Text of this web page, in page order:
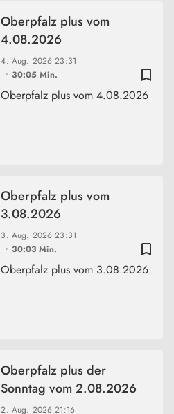
bookmark_border
4. Aug. 202623:31
30:05 Min.
Oberpfalz plus vom
4.08.2026
Oberpfalz plus vom 4.08.2026
bookmark_border
3. Aug. 202623:31
30:03 Min.
Oberpfalz plus vom
3.08.2026
Oberpfalz plus vom 3.08.2026
2. Aug. 202621:16
Oberpfalz plus der
Sonntag vom 2.08.2026